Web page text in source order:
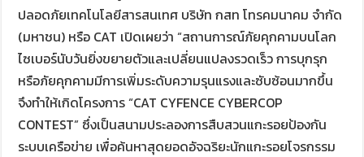
ปลอดภัยเทคโนโลยีสารสนเทศ บริษัท กสท โทรคมนาคม จำกัด
(มหาชน) หรือ CAT เปิดเผยว่า “สถานการณ์ภัยคุกคามบนโลก
ไซเบอร์นับวันยิ่งขยายตัวและเปลี่ยนแปลงรวดเร็ว การบุกรุก
หรือภัยคุกคามมีการเพิ่มระดับความรุนแรงและซับซ้อนมากขึ้น
จึงทำให้เกิดโครงการ “CAT CYFENCE CYBERCOP
CONTEST” ซึ่งเป็นสนามประลองการสืบสวนแกะรอยป้องกัน
ระบบเครือข่าย เพื่อค้นหาสุดยอดอัจฉริยะนักแกะรอยโจรกรรม